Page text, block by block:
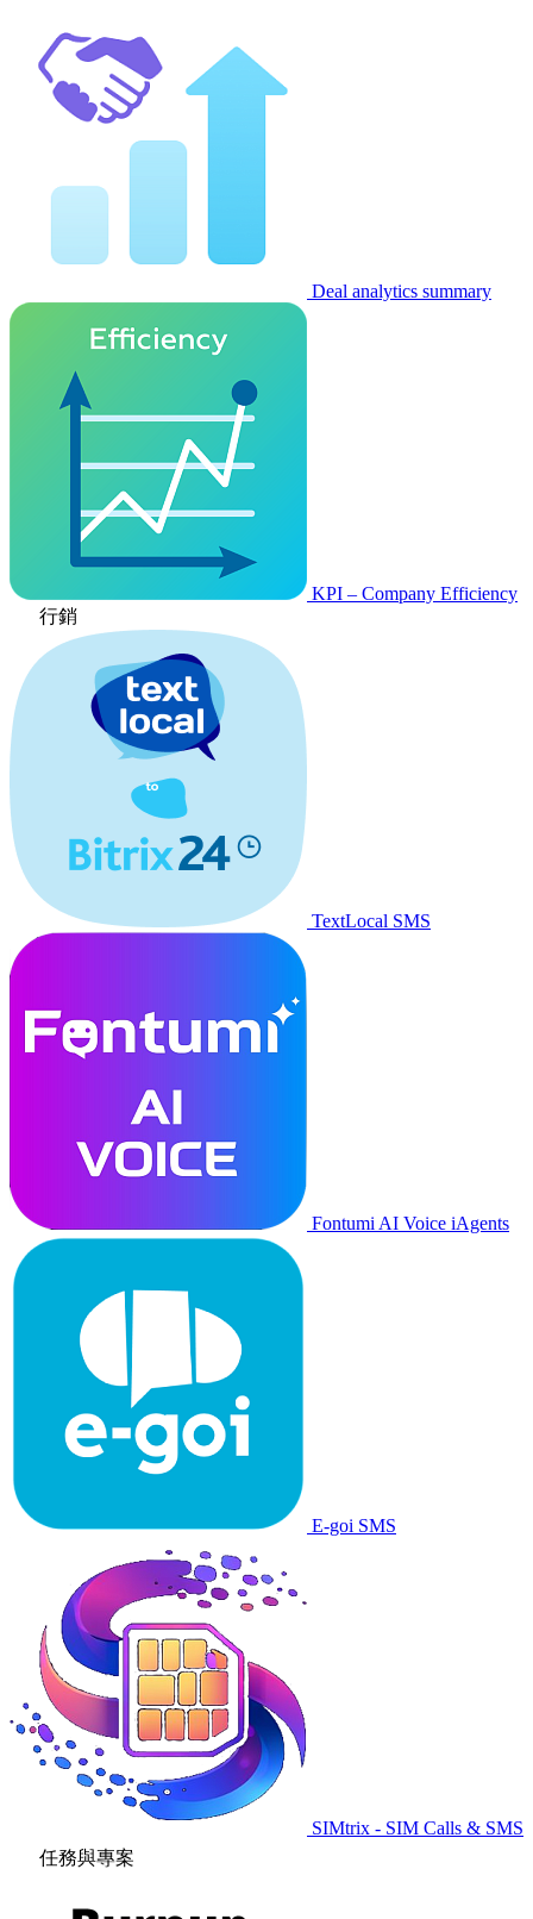
Deal analytics summary
KPI – Company Efficiency
行銷
TextLocal SMS
Fontumi AI Voice iAgents
E-goi SMS
SIMtrix - SIM Calls & SMS
任務與專案